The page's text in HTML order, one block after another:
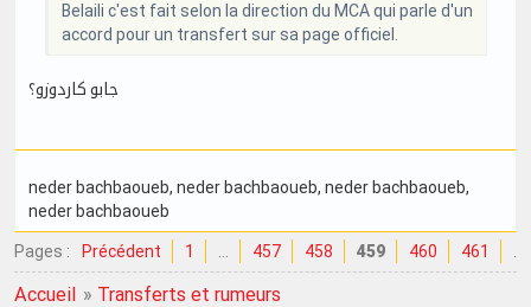
Belaili c'est fait selon la direction du MCA qui parle d'un
accord pour un transfert sur sa page officiel.
جابو كاردوزو؟
neder bachbaoueb, neder bachbaoueb, neder bachbaoueb,
neder bachbaoueb
Pages : Précédent 1 457 458 459 460 461
Accueil » Transferts et rumeurs